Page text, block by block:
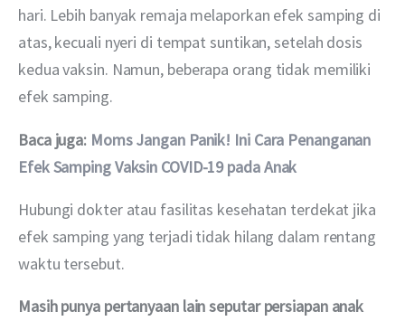
hari. Lebih banyak remaja melaporkan efek samping di
atas, kecuali nyeri di tempat suntikan, setelah dosis
kedua vaksin. Namun, beberapa orang tidak memiliki
efek samping.
Baca juga: Moms Jangan Panik! Ini Cara Penanganan
Efek Samping Vaksin COVID-19 pada Anak
Hubungi dokter atau fasilitas kesehatan terdekat jika
efek samping yang terjadi tidak hilang dalam rentang
waktu tersebut.
Masih punya pertanyaan lain seputar persiapan anak